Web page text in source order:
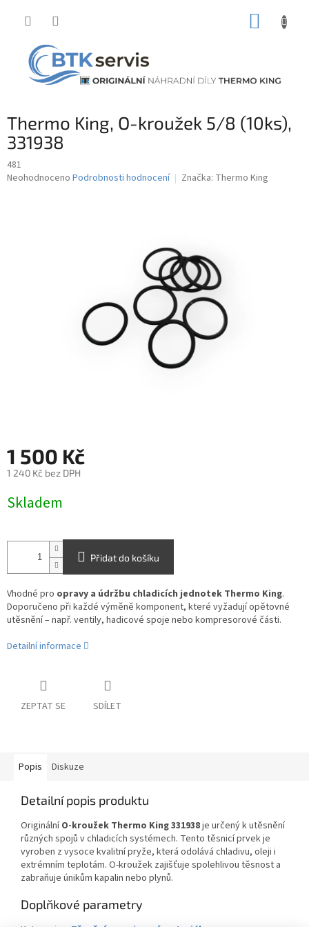
Thermo King, O-kroužek 5/8 (10ks),
331938
481
Průměrné
Neohodnoceno Podrobnosti hodnocení Značka: Thermo King
1 500 Kč
1 240 Kč bez DPH
cena:
Skladem
Přidat do košíku
Vhodné pro opravy a údržbu chladicích jednotek Thermo King.
Doporučeno při každé výměně komponent, které vyžadují opětovné
utěsnění – např. ventily, hadicové spoje nebo kompresorové části.
Detailní informace
ZEPTAT SE SDÍLET
Popis Diskuze
Detailní popis produktu
OriginálníO-kroužek Thermo King 331938je určený k utěsnění
různých spojů v chladicích systémech. Tento těsnicí prvek je
vyroben z vysoce kvalitní pryže, která odolává chladivu, oleji i
extrémním teplotám. O-kroužek zajišťuje spolehlivou těsnost a
zabraňuje únikům kapalin nebo plynů.
Doplňkové parametry